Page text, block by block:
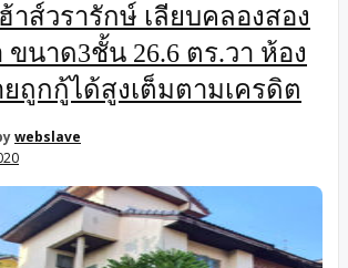
าส์วรารักษ์ เลียบคลองสอง
นาด3ชั้น 26.6 ตร.วา ห้อง
ถูกกู้ได้สูงเต็มตามเครดิต
webslave